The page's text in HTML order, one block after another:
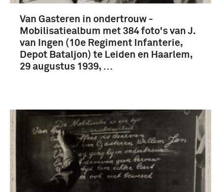
Van Gasteren in ondertrouw -
Mobilisatiealbum met 384 foto's van J.
van Ingen (10e Regiment Infanterie,
Depot Bataljon) te Leiden en Haarlem,
29 augustus 1939, …